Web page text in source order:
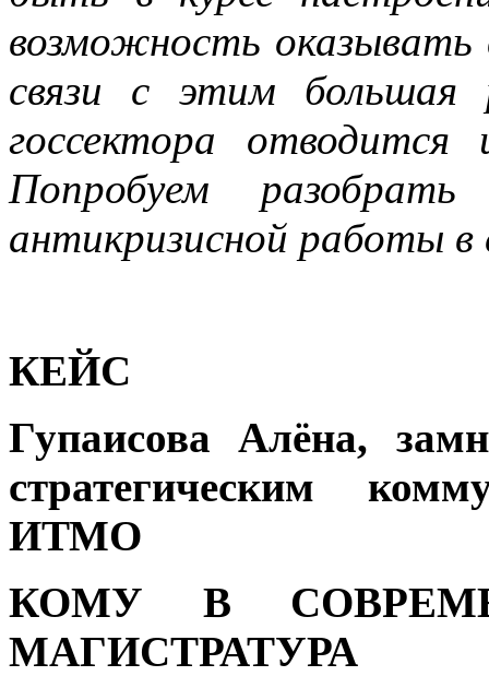
возможность оказывать
связи с этим большая
госсектора
Попробуем
антикризисной работы в
КЕЙС
Гупаисова Алёна,
стратегическим
ИТМО
КОМУ В
МАГИСТРАТУРА